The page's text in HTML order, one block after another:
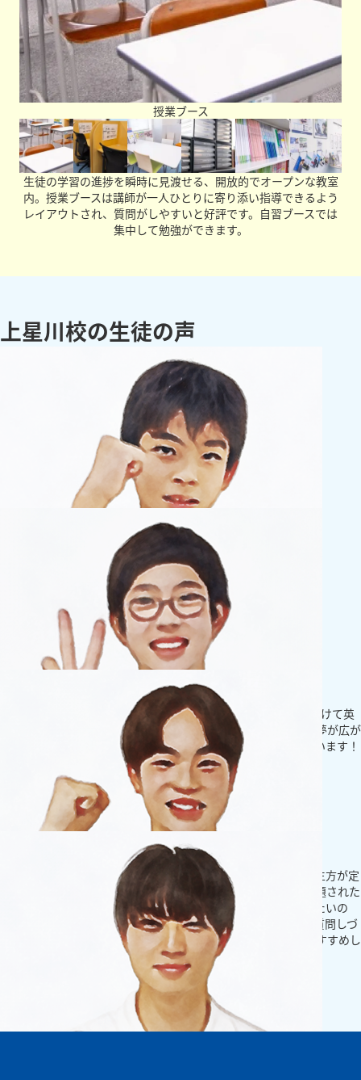
授業ブース
生徒の学習の進捗を瞬時に見渡せる、開放的でオープンな教室
内。授業ブースは講師が一人ひとりに寄り添い指導できるよう
レイアウトされ、質問がしやすいと好評です。自習ブースでは
集中して勉強ができます。
上星川校の生徒の声
中学生に向けて英語に力を入れてます！
今は算数・国語・英語の3教科を習っています。特に中学生に向けて英
語を頑張りたいと思います！英語が出来るようになると将来の夢が広が
ると思っています！先生方が優しく教えてくれるので頑張れています！
沢山気にかけて話してくれるのが良いと感じています。
もっとみる
先生が優しくて気にかけてくれます！
先生方が丁寧に１つずつ教えてくれて、この間のテストでは先生方が定
期テストで出題されるよと教えてくださった問題がそのまま出題された
ので、頑張って良かったなと感じました。将来は建築士になりたいの
で、今通っている数学を特に頑張りたいと思います。自分から質問しづ
らかったりする人でも先生方が気にかけてくれるので友達におすすめし
周囲から刺激を受けられる環境です！
受験対策をする前は、自分で勉強をする習慣がなかなかありませんでし